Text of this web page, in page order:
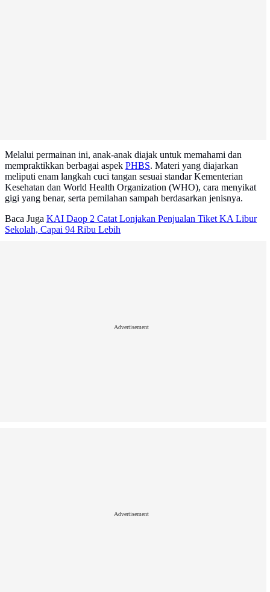
Melalui permainan ini, anak-anak diajak untuk memahami dan
mempraktikkan berbagai aspek PHBS. Materi yang diajarkan
meliputi enam langkah cuci tangan sesuai standar Kementerian
Kesehatan dan World Health Organization (WHO), cara menyikat
gigi yang benar, serta pemilahan sampah berdasarkan jenisnya.
Baca Juga KAI Daop 2 Catat Lonjakan Penjualan Tiket KA Libur
Sekolah, Capai 94 Ribu Lebih
Advertisement
Advertisement